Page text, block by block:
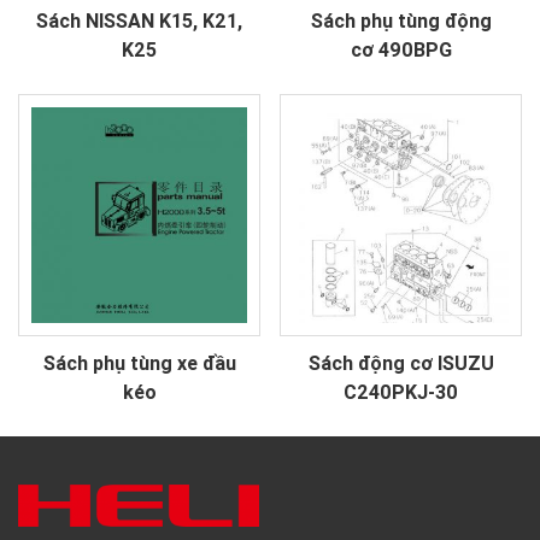
Sách NISSAN K15, K21,
K25
Sách phụ tùng động
cơ 490BPG
Sách phụ tùng xe đầu
kéo
Sách động cơ ISUZU
C240PKJ-30